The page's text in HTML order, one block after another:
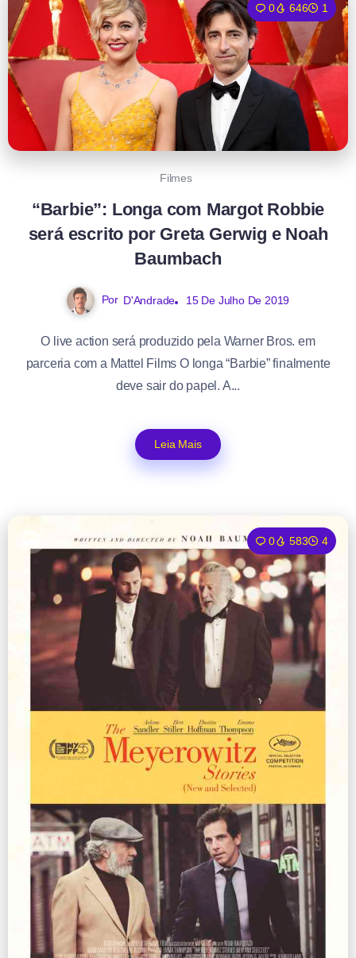
0 646 1
Filmes
“Barbie”: Longa com Margot Robbie
será escrito por Greta Gerwig e Noah
Baumbach
Por D'Andrade 15 De Julho De 2019
O live action será produzido pela Warner Bros. em
parceria com a Mattel Films O longa “Barbie” finalmente
deve sair do papel. A...
Leia Mais
0 583 4